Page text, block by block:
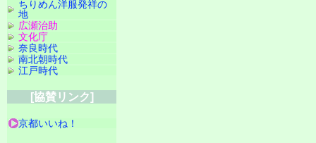
ちりめん洋服発祥の
地
広瀬治助
文化庁
奈良時代
南北朝時代
江戸時代
[協賛リンク]
京都いいね！